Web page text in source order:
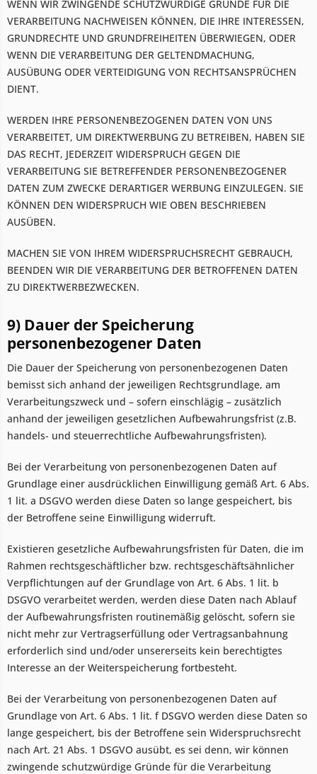
WENN WIR ZWINGENDE SCHUTZWÜRDIGE GRÜNDE FÜR DIE
VERARBEITUNG NACHWEISEN KÖNNEN, DIE IHRE INTERESSEN,
GRUNDRECHTE UND GRUNDFREIHEITEN ÜBERWIEGEN, ODER
WENN DIE VERARBEITUNG DER GELTENDMACHUNG,
AUSÜBUNG ODER VERTEIDIGUNG VON RECHTSANSPRÜCHEN
DIENT.
WERDEN IHRE PERSONENBEZOGENEN DATEN VON UNS
VERARBEITET, UM DIREKTWERBUNG ZU BETREIBEN, HABEN SIE
DAS RECHT, JEDERZEIT WIDERSPRUCH GEGEN DIE
VERARBEITUNG SIE BETREFFENDER PERSONENBEZOGENER
DATEN ZUM ZWECKE DERARTIGER WERBUNG EINZULEGEN. SIE
KÖNNEN DEN WIDERSPRUCH WIE OBEN BESCHRIEBEN
AUSÜBEN.
MACHEN SIE VON IHREM WIDERSPRUCHSRECHT GEBRAUCH,
BEENDEN WIR DIE VERARBEITUNG DER BETROFFENEN DATEN
ZU DIREKTWERBEZWECKEN.
9) Dauer der Speicherung
personenbezogener Daten
Die Dauer der Speicherung von personenbezogenen Daten
bemisst sich anhand der jeweiligen Rechtsgrundlage, am
Verarbeitungszweck und – sofern einschlägig – zusätzlich
anhand der jeweiligen gesetzlichen Aufbewahrungsfrist (z.B.
handels- und steuerrechtliche Aufbewahrungsfristen).
Bei der Verarbeitung von personenbezogenen Daten auf
Grundlage einer ausdrücklichen Einwilligung gemäß Art. 6 Abs.
1 lit. a DSGVO werden diese Daten so lange gespeichert, bis
der Betroffene seine Einwilligung widerruft.
Existieren gesetzliche Aufbewahrungsfristen für Daten, die im
Rahmen rechtsgeschäftlicher bzw. rechtsgeschäftsähnlicher
Verpflichtungen auf der Grundlage von Art. 6 Abs. 1 lit. b
DSGVO verarbeitet werden, werden diese Daten nach Ablauf
der Aufbewahrungsfristen routinemäßig gelöscht, sofern sie
nicht mehr zur Vertragserfüllung oder Vertragsanbahnung
erforderlich sind und/oder unsererseits kein berechtigtes
Interesse an der Weiterspeicherung fortbesteht.
Bei der Verarbeitung von personenbezogenen Daten auf
Grundlage von Art. 6 Abs. 1 lit. f DSGVO werden diese Daten so
lange gespeichert, bis der Betroffene sein Widerspruchsrecht
nach Art. 21 Abs. 1 DSGVO ausübt, es sei denn, wir können
zwingende schutzwürdige Gründe für die Verarbeitung